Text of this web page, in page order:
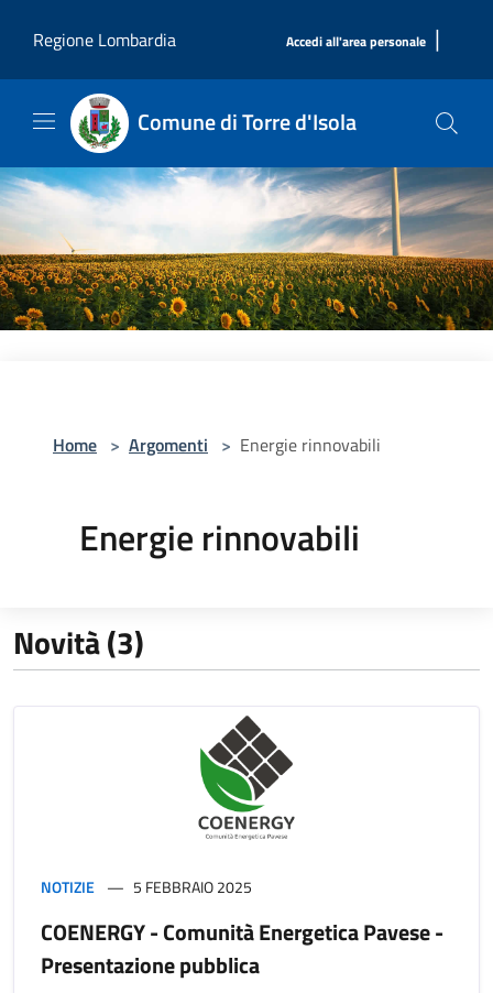
Regione Lombardia
Accedi all'area personale |
Comune di Torre d'Isola
Home > Argomenti > Energie rinnovabili
Energie rinnovabili
Novità (3)
NOTIZIE 5 FEBBRAIO 2025
COENERGY - Comunità Energetica Pavese -
Presentazione pubblica